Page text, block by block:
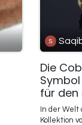
Die
für den
In der Welt
Kollektion